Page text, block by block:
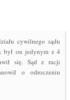
cywilnego sądu
był on jedynym z 4
się. Sąd z racji
o odroczeniu